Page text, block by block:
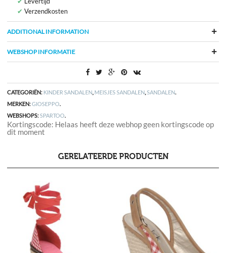
Verzendkosten
ADDITIONAL INFORMATION
WEBSHOP INFORMATIE
CATEGORIËN: KINDER SANDALEN, MEISJES SANDALEN,SANDALEN.
MERKEN:GIOSEPPO.
WEBSHOPS:SPARTOO.
Kortingscode: Helaas heeft deze webhop geen kortingscode op
dit moment
GERELATEERDE PRODUCTEN